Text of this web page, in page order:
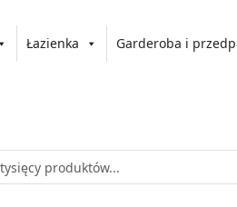
Łazienka Garderoba i